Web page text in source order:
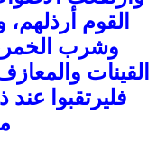
القوم
وشرب
القينات
فليرتقبوا